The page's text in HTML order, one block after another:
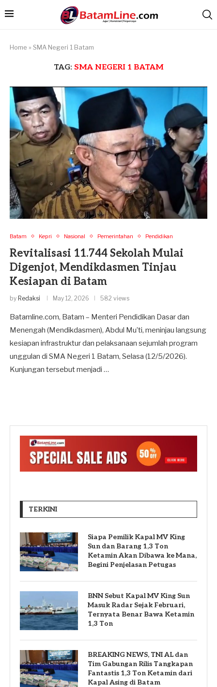
Home » SMA Negeri 1 Batam
TAG: SMA NEGERI 1 BATAM
Batam Kepri Nasional Pemerintahan Pendidikan
Revitalisasi 11.744 Sekolah Mulai
Digenjot, Mendikdasmen Tinjau
Kesiapan di Batam
by Redaksi May 12, 2026 582 views
Batamline.com, Batam – Menteri Pendidikan Dasar dan
Menengah (Mendikdasmen), Abdul Mu’ti, meninjau langsung
kesiapan infrastruktur dan pelaksanaan sejumlah program
unggulan di SMA Negeri 1 Batam, Selasa (12/5/2026).
Kunjungan tersebut menjadi …
TERKINI
Siapa Pemilik Kapal MV King
Sun dan Barang 1,3 Ton
Ketamin Akan Dibawa ke Mana,
Begini Penjelasan Petugas
BNN Sebut Kapal MV King Sun
Masuk Radar Sejak Februari,
Ternyata Benar Bawa Ketamin
1,3 Ton
BREAKING NEWS, TNI AL dan
Tim Gabungan Rilis Tangkapan
Fantastis 1,3 Ton Ketamin dari
Kapal Asing di Batam